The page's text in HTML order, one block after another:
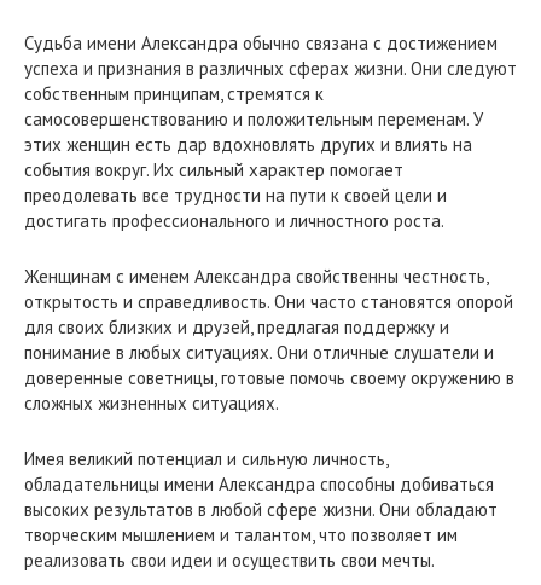
Судьба имени Александра обычно связана с достижением
успеха и признания в различных сферах жизни. Они следуют
собственным принципам, стремятся к
самосовершенствованию и положительным переменам. У
этих женщин есть дар вдохновлять других и влиять на
события вокруг. Их сильный характер помогает
преодолевать все трудности на пути к своей цели и
достигать профессионального и личностного роста.
Женщинам с именем Александра свойственны честность,
открытость и справедливость. Они часто становятся опорой
для своих близких и друзей, предлагая поддержку и
понимание в любых ситуациях. Они отличные слушатели и
доверенные советницы, готовые помочь своему окружению в
сложных жизненных ситуациях.
Имея великий потенциал и сильную личность,
обладательницы имени Александра способны добиваться
высоких результатов в любой сфере жизни. Они обладают
творческим мышлением и талантом, что позволяет им
реализовать свои идеи и осуществить свои мечты.